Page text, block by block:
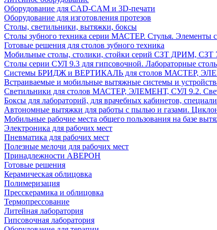
Оборудование для CAD-CAM и 3D-печати
Оборудование для изготовления протезов
Cтолы, светильники, вытяжки, боксы
Столы зубного техника серии МАСТЕР. Стулья. Элементы
Готовые решения для столов зубного техника
Мобильные столы, столики, стойки серий СЗТ ДРИМ,
Столы серии СУЛ 9.3 для гипсовочной. Лабораторные
Системы БРИДЖ и ВЕРТИКАЛЬ для столов МАСТЕР,
Встраиваемые и мобильные вытяжные системы и
Светильники для столов МАСТЕР, ЭЛЕМЕНТ, СУЛ 9.2.
Боксы для лабораторий, для врачебных кабинетов,
Автономные вытяжки для работы с пылью и газами.
Мобильные рабочие места общего пользования на базе
Электроника для рабочих мест
Пневматика для рабочих мест
Полезные мелочи для рабочих мест
Принадлежности АВЕРОН
Готовые решения
Керамическая облицовка
Полимеризация
Пресскерамика и облицовка
Термопрессование
Литейная лаборатория
Гипсовочная лаборатория